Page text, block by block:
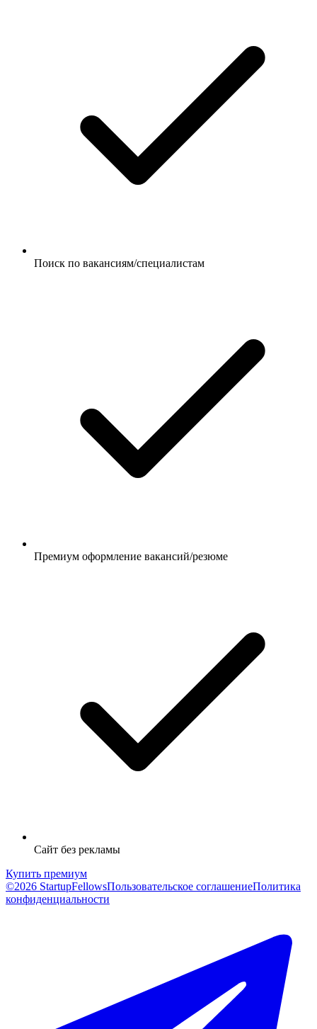
Поиск по вакансиям/специалистам
Премиум оформление вакансий/резюме
Сайт без рекламы
Купить премиум
©2026 StartupFellowsПользовательское соглашениеПолитика
конфиденциальности